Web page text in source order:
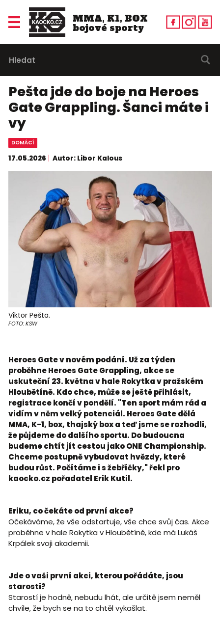
MMA, K1, BOX
bojové sporty
Pešta jde do boje na Heroes
Gate Grappling. Šanci máte i
vy
DOMÁCÍ
17.05.2026 Autor: Libor Kalous
Viktor Pešta.
FOTO: KSW
Heroes Gate v novém podání. Už za týden
proběhne Heroes Gate Grappling, akce se
uskuteční 23. května v hale Rokytka v pražském
Hloubětíně. Kdo chce, může se ještě přihlásit,
registrace končí v pondělí. "Ten sport mám rád a
vidím v něm velký potenciál. Heroes Gate dělá
MMA, K-1, box, thajský box a teď jsme se rozhodli,
že půjdeme do dalšího sportu. Do budoucna
budeme chtít jít cestou jako ONE Championship.
Chceme postupně vybudovat hvězdy, které
budou růst. Počítáme i s žebříčky," řekl pro
kaocko.cz pořadatel Erik Kutil.
Eriku, co čekáte od první akce?
Očekáváme, že vše odstartuje, vše chce svůj čas. Akce
proběhne v hale Rokytka v Hloubětíně, kde má Lukáš
Krpálek svoji akademii.
Jde o vaši první akci, kterou pořádáte, jsou
starosti?
Starostí je hodně, nebudu lhát, ale určitě jsem neměl
chvíle, že bych se na to chtěl vykašlat.